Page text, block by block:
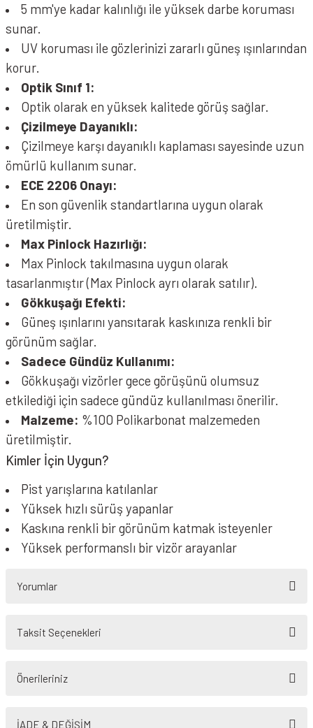
5 mm'ye kadar kalınlığı ile yüksek darbe koruması
sunar.
UV koruması ile gözlerinizi zararlı güneş ışınlarından
korur.
Optik Sınıf 1:
Optik olarak en yüksek kalitede görüş sağlar.
Çizilmeye Dayanıklı:
Çizilmeye karşı dayanıklı kaplaması sayesinde uzun
ömürlü kullanım sunar.
ECE 2206 Onayı:
En son güvenlik standartlarına uygun olarak
üretilmiştir.
Max Pinlock Hazırlığı:
Max Pinlock takılmasına uygun olarak
tasarlanmıştır (Max Pinlock ayrı olarak satılır).
Gökkuşağı Efekti:
Güneş ışınlarını yansıtarak kaskınıza renkli bir
görünüm sağlar.
Sadece Gündüz Kullanımı:
Gökkuşağı vizörler gece görüşünü olumsuz
etkilediği için sadece gündüz kullanılması önerilir.
Malzeme: %100 Polikarbonat malzemeden
üretilmiştir.
Kimler İçin Uygun?
Pist yarışlarına katılanlar
Yüksek hızlı sürüş yapanlar
Kaskına renkli bir görünüm katmak isteyenler
Yüksek performanslı bir vizör arayanlar
Yorumlar
Taksit Seçenekleri
Önerileriniz
yetersiz gördüğünüz noktaları öneri formunu kullanarak tarafımıza
İADE & DEĞİŞİM